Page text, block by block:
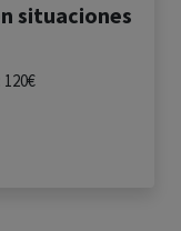
situaciones